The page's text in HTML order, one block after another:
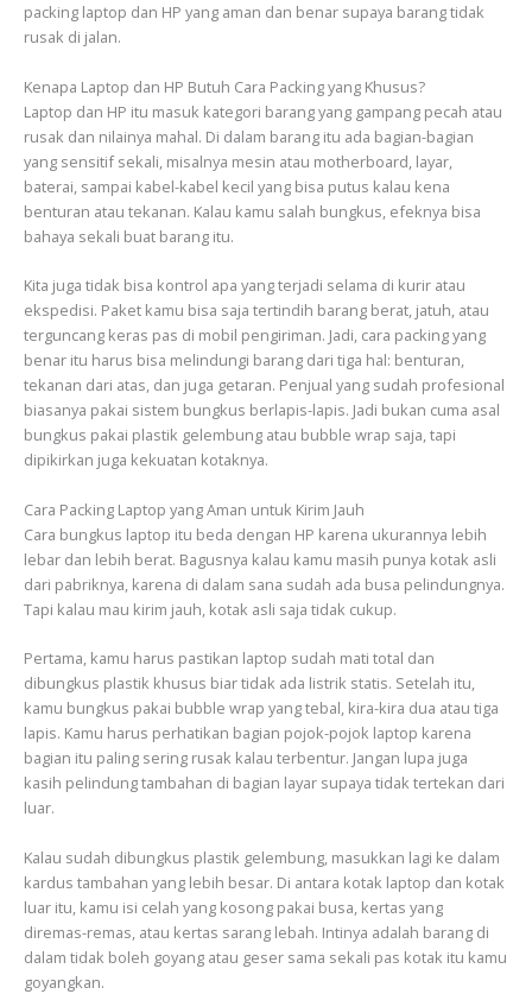
packing laptop dan HP yang aman dan benar supaya barang tidak
rusak di jalan.
Kenapa Laptop dan HP Butuh Cara Packing yang Khusus?
Laptop dan HP itu masuk kategori barang yang gampang pecah atau
rusak dan nilainya mahal. Di dalam barang itu ada bagian-bagian
yang sensitif sekali, misalnya mesin atau motherboard, layar,
baterai, sampai kabel-kabel kecil yang bisa putus kalau kena
benturan atau tekanan. Kalau kamu salah bungkus, efeknya bisa
bahaya sekali buat barang itu.
Kita juga tidak bisa kontrol apa yang terjadi selama di kurir atau
ekspedisi. Paket kamu bisa saja tertindih barang berat, jatuh, atau
terguncang keras pas di mobil pengiriman. Jadi, cara packing yang
benar itu harus bisa melindungi barang dari tiga hal: benturan,
tekanan dari atas, dan juga getaran. Penjual yang sudah profesional
biasanya pakai sistem bungkus berlapis-lapis. Jadi bukan cuma asal
bungkus pakai plastik gelembung atau bubble wrap saja, tapi
dipikirkan juga kekuatan kotaknya.
Cara Packing Laptop yang Aman untuk Kirim Jauh
Cara bungkus laptop itu beda dengan HP karena ukurannya lebih
lebar dan lebih berat. Bagusnya kalau kamu masih punya kotak asli
dari pabriknya, karena di dalam sana sudah ada busa pelindungnya.
Tapi kalau mau kirim jauh, kotak asli saja tidak cukup.
Pertama, kamu harus pastikan laptop sudah mati total dan
dibungkus plastik khusus biar tidak ada listrik statis. Setelah itu,
kamu bungkus pakai bubble wrap yang tebal, kira-kira dua atau tiga
lapis. Kamu harus perhatikan bagian pojok-pojok laptop karena
bagian itu paling sering rusak kalau terbentur. Jangan lupa juga
kasih pelindung tambahan di bagian layar supaya tidak tertekan dari
luar.
Kalau sudah dibungkus plastik gelembung, masukkan lagi ke dalam
kardus tambahan yang lebih besar. Di antara kotak laptop dan kotak
luar itu, kamu isi celah yang kosong pakai busa, kertas yang
diremas-remas, atau kertas sarang lebah. Intinya adalah barang di
dalam tidak boleh goyang atau geser sama sekali pas kotak itu kamu
goyangkan.